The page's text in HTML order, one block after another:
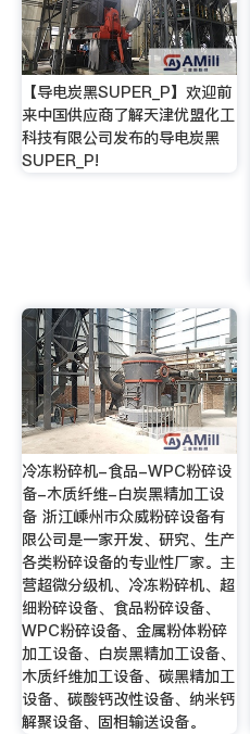
【导电炭黑SUPER_P】欢迎前
来中国供应商了解天津优盟化工
科技有限公司发布的导电炭黑
SUPER_P!
冷冻粉碎机-食品-WPC粉碎设
备-木质纤维-白炭黑精加工设
备 浙江嵊州市众威粉碎设备有
限公司是一家开发、研究、生产
各类粉碎设备的专业性厂家。主
营超微分级机、冷冻粉碎机、超
细粉碎设备、食品粉碎设备、
WPC粉碎设备、金属粉体粉碎
加工设备、白炭黑精加工设备、
木质纤维加工设备、碳黑精加工
设备、碳酸钙改性设备、纳米钙
解聚设备、固相输送设备。